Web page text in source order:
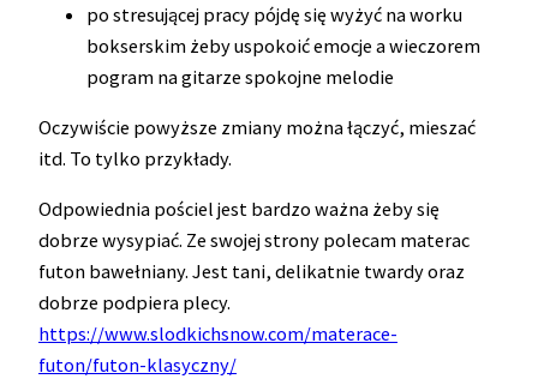
po stresującej pracy pójdę się wyżyć na worku
bokserskim żeby uspokoić emocje a wieczorem
pogram na gitarze spokojne melodie
Oczywiście powyższe zmiany można łączyć, mieszać
itd. To tylko przykłady.
Odpowiednia pościel jest bardzo ważna żeby się
dobrze wysypiać. Ze swojej strony polecam materac
futon bawełniany. Jest tani, delikatnie twardy oraz
dobrze podpiera plecy.
https://www.slodkichsnow.com/materace-
futon/futon-klasyczny/